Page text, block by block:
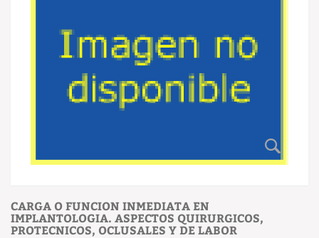
CARGA O FUNCION INMEDIATA EN
IMPLANTOLOGIA. ASPECTOS QUIRURGICOS,
PROTECNICOS, OCLUSALES Y DE LABOR